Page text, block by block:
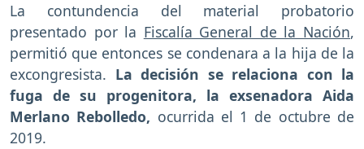
La contundencia del material probatorio
presentado por la Fiscalía General de la Nación,
permitió que entonces se condenara a la hija de la
excongresista. La decisión se relaciona con la
fuga de su progenitora, la exsenadora Aida
Merlano Rebolledo, ocurrida el 1 de octubre de
2019.